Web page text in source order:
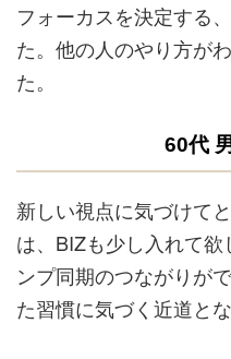
フォーカスを決定する
た。他の人のやり方が
た。
60代
新しい視点に気づけて
は、BIZも少し入れて
ンプ同期のつながりが
た習慣に気づく近道とな